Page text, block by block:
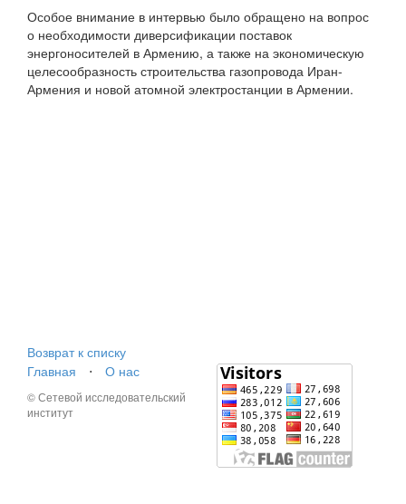
Особое внимание в интервью было обращено на вопрос
о необходимости диверсификации поставок
энергоносителей в Армению, а также на экономическую
целесообразность строительства газопровода Иран-
Армения и новой атомной электростанции в Армении.
Возврат к списку
Главная
⋅ О нас
© Сетевой исследовательский
институт